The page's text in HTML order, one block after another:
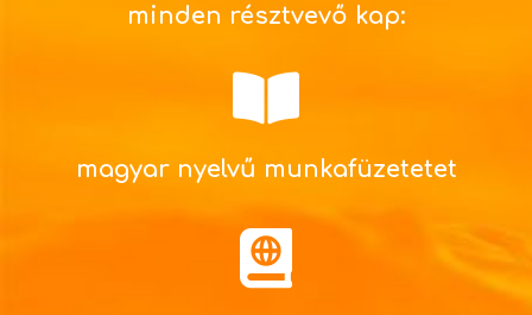
minden résztvevő kap:
magyar nyelvű munkafüzetetet